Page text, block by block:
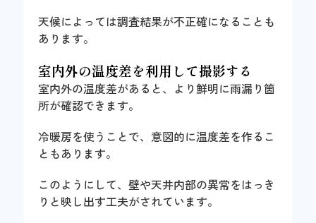
天候によっては調査結果が不正確になることも
あります。
室内外の温度差を利用して撮影する
室内外の温度差があると、より鮮明に雨漏り箇
所が確認できます。
冷暖房を使うことで、意図的に温度差を作るこ
ともあります。
このようにして、壁や天井内部の異常をはっき
りと映し出す工夫がされています。